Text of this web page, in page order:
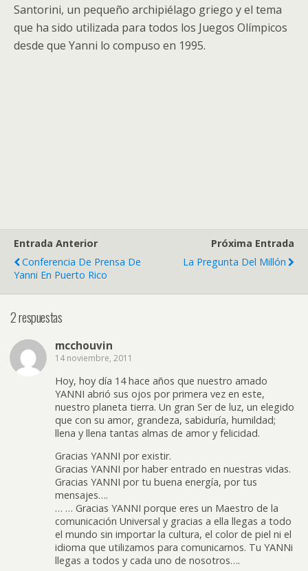
Santorini, un pequeño archipiélago griego y el tema
que ha sido utilizada para todos los Juegos Olímpicos
desde que Yanni lo compuso en 1995.
Entrada Anterior
Conferencia De Prensa De
Yanni En Puerto Rico
Próxima Entrada
La Pregunta Del Millón
2 respuestas
mcchouvin
14 noviembre, 2011
Hoy, hoy día 14 hace años que nuestro amado
YANNI abrió sus ojos por primera vez en este,
nuestro planeta tierra. Un gran Ser de luz, un elegido
que con su amor, grandeza, sabiduría, humildad;
llena y llena tantas almas de amor y felicidad.
Gracias YANNI por existir.
Gracias YANNI por haber entrado en nuestras vidas.
Gracias YANNI por tu buena energía, por tus
mensajes….
… … Gracias YANNI porque eres un Maestro de la
comunicación Universal y gracias a ella llegas a todo
el mundo sin importar la cultura, el color de piel ni el
idioma que utilizamos para comunicarnos. Tu YANNi
llegas a todos y cada uno de nosotros….